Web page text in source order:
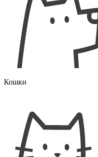
Кошки